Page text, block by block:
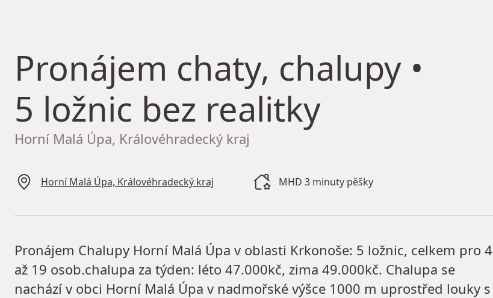
Pronájem chaty, chalupy •
5 ložnic bez realitky
Horní Malá Úpa, Královéhradecký kraj
Horní Malá Úpa, Královéhradecký kraj MHD 3 minuty pěšky
Pronájem Chalupy Horní Malá Úpa v oblasti Krkonoše: 5 ložnic, celkem pro 4
až 19 osob.chalupa za týden: léto 47.000kč, zima 49.000kč. Chalupa se
nachází v obci Horní Malá Úpa v nadmořské výšce 1000 m uprostřed louky s